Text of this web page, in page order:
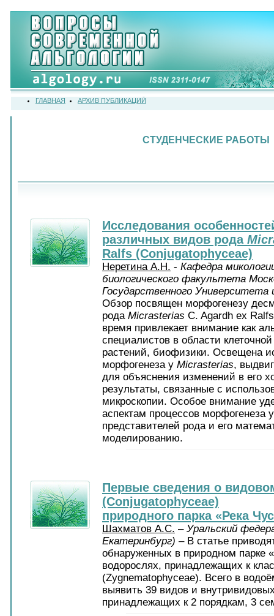
ГЛАВНАЯ АРХИВ ПУБЛИКАЦИЙ
СТУДЕНЧЕСКИЕ РАБОТЫ
Исследования
различных видов рода
Ralfs (Conjugatophyceae)
Неретина А.Н. - Кафедра
биологического факультета
Государственного
Обзор посвящен морфогенезу
рода Micrasterias C. Agardh ex
время привлекает внимание как
специалистов в области
растений, биофизики. Освещена
морфогенеза у Micrasterias,
для объяснения изменений в его
результаты, связанные с
микроскопии. Особое внимание
аспектам процессов морфогенеза
представителей рода и его
моделированию.
Первые сведения о
(Conjugatophyceae)
природного парка «Река
Шахматов А.С. – Уральский
Екатеринбург) – В статье
обнаруженных в природном парке
водорослях, принадлежащих к
(Zygnematophyceae). Всего в
выявить 39 видов и
принадлежащих к 2 порядкам, 3